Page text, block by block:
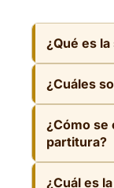
¿Qué es
rítmico
tiempo
ligadura. El
¿Cuáles
compás (la
compás
¿Cómo se
partitura?
¿Cuál es